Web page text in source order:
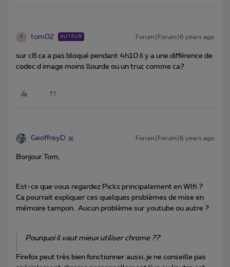
T tom02 AUTEUR Forum|Forum|6 years ago
sur c8 ca a pas bloqué pendant 4h10 il y a une différence de
codec d image moins llourde ou un truc comme ca?
GeoffreyD Forum|Forum|6 years ago
Bonjour Tom,
Est-ce que vous regardez Picks principalement en WIfi ?
Ca pourrait expliquer ces quelques problèmes de mise en
mémoire tampon. Aucun problème sur youtube ou autre ?
Pourquoi il vaut mieux utiliser chrome ??
Firefox peut très bien fonctionner aussi, je ne conseille pas